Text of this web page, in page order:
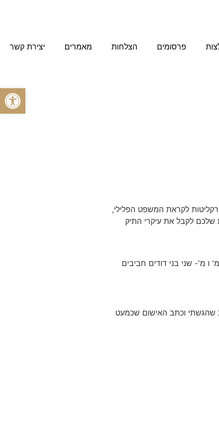
פרסומים הצלחות מאמרים יצירת קשר
לקראת המשפט הפלילי,
שלכם לקבל את עיקרי התיק
מ'- שני בני דודים חביבים
שהגשתי וכתב האישום שכמעט
פתח